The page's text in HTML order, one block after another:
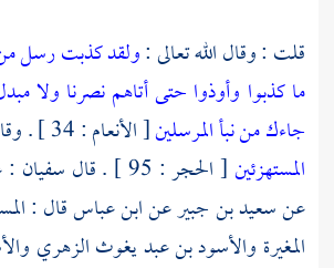
قلت : وقال الله تعالى :ولقد كذبت رسل
ما كذبوا وأوذوا حتى أتاهم نصرنا ولا
جاءك من نبأ المرسلين[ الأنعام : 34 ] . وقال تعالى :
المستهزئين[ الحجر : 95 ] . قال سفيان :
عنسعيد بن جبيرعنابن عباسقال :
المغيرة والأسود بن عبد يغوث الزهري